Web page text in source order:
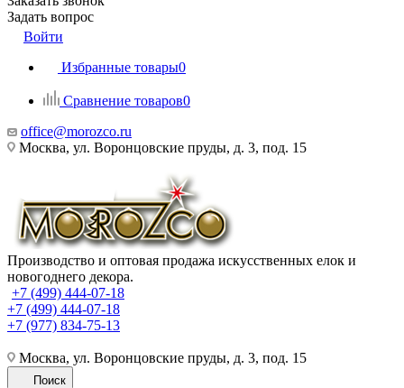
Задать вопрос
Войти
Избранные товары0
Сравнение товаров0
office@morozco.ru
Москва, ул. Воронцовские пруды, д. 3, под. 15
Производство и оптовая продажа искусственных елок и
новогоднего декора.
+7 (499) 444-07-18
+7 (499) 444-07-18
+7 (977) 834-75-13
Москва, ул. Воронцовские пруды, д. 3, под. 15
Поиск